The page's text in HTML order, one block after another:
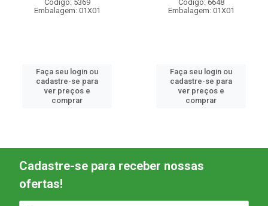
Código: 5369
Embalagem: 01X01
Faça seu login ou
cadastre-se para
ver preços e
comprar
Código: 6648
Embalagem: 01X01
Faça seu login ou
cadastre-se para
ver preços e
comprar
Cadastre-se para receber nossas
ofertas!